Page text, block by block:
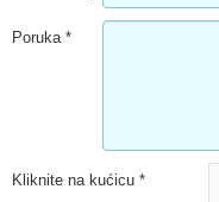
Poruka *
Kliknite na kućicu *